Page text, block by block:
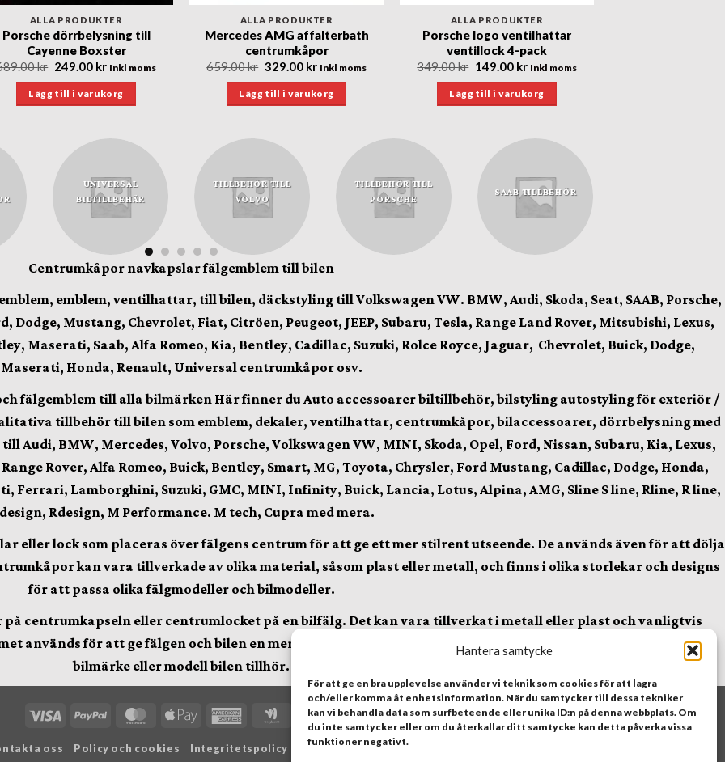
Hantera samtycke
För att ge en bra upplevelse använder vi teknik som cookies för att lagra
och/eller komma åt enhetsinformation. När du samtycker till dessa tekniker
kan vi behandla data som surfbeteende eller unika ID:n på denna webbplats. Om
du inte samtycker eller om du återkallar ditt samtycke kan detta påverka vissa
funktioner negativt.
ALLA PRODUKTER
Porsche dörrbelysning till
Cayenne Boxster
kr Det
priset
var:
689.00 kr.
249.00 krDet
är:
249.00 kr.
Inkl moms
Lägg till i varukorg
ALLA PRODUKTER
Mercedes AMG affalterbath
centrumkåpor
659.00kr Det
priset
var:
659.00 kr.
329.00 krDet
är:
329.00 kr.
Inkl moms
Lägg till i varukorg
ALLA PRODUKTER
Porsche logo ventilhattar
ventillock 4-pack
349.00kr Det
priset
var:
349.00 kr.
149.00 krDet
är:
149.00 kr.
Inkl moms
Lägg till i varukorg
UNIVERSAL
BILTILLBEHÄR
TILLBEHÖR TILL
VOLVO
TILLBEHÖR TILL
PORSCHE
SAAB TILLBEHÖR
Centrumkåpor navkapslar fälgemblem till bilen
emblem,ventilhattar,till bilen, däckstyling tillVolkswagen VW. BMW, Audi, Skoda, Seat, SAAB, Porsche,
Dodge, Mustang, Chevrolet, Fiat, Citröen, Peugeot, JEEP, Subaru, Tesla, Range Land Rover, Mitsubishi, Lexus,
Maserati, Saab, Alfa Romeo, Kia, Bentley, Cadillac, Suzuki, Rolce Royce, Jaguar, Chevrolet, Buick, Dodge,
Maserati, Honda, Renault, Universal centrumkåpor osv.
fälgemblem till alla bilmärken Här finner du Auto accessoarer biltillbehör, bilstyling autostyling för exteriör /
tillbehör till bilen som emblem, dekaler, ventilhattar, centrumkåpor, bilaccessoarer, dörrbelysning med
BMW, Mercedes, Volvo, Porsche, Volkswagen VW, MINI, Skoda, Opel, Ford, Nissan, Subaru, Kia, Lexus,
Rover, Alfa Romeo, Buick, Bentley, Smart, MG, Toyota, Chrysler, Ford Mustang, Cadillac, Dodge, Honda,
Ferrari, Lamborghini, Suzuki, GMC, MINI, Infinity, Buick, Lancia, Lotus, Alpina, AMG, Sline S line, Rline, R line,
Rdesign, M Performance. M tech, Cupramed mera.
eller lock som placeras över fälgens centrum för att ge ett mer stilrent utseende. De används även för att dölja
kan vara tillverkade av olika material, såsom plast eller metall, och finns i olika storlekar och designs
för att passa olika fälgmodeller och bilmodeller.
centrumkapseln eller centrumlocket på en bilfälg. Det kan vara tillverkat i metall eller plast och vanligtvis
används för att ge fälgen och bilen en mer stilren och snygg look. Det kan också användas för att visa vilket
bilmärke eller modell bilen tillhör.
Visa PayPal MasterCard
Apple
American Google
Wallet
Credit
Card
oss Policy och cookies Integritetspolicy Retur & Policy Köpvillkor